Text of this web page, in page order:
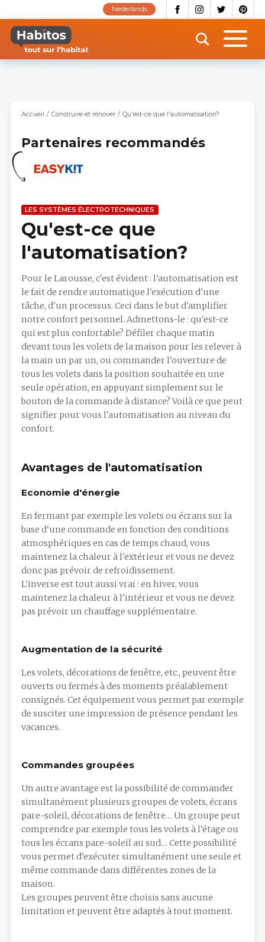
contenu
principal
Nederlands
Accueil Construire et rénover Qu'est-ce que l'automatisation?
Partenaires recommandés
LES SYSTÈMES ÉLECTROTECHNIQUES
Qu'est-ce que
l'automatisation?
Pour le Larousse, c'est évident : l'automatisation est
le fait de rendre automatique l'exécution d'une
tâche, d'un processus. Ceci dans le but d'amplifier
notre confort personnel. Admettons-le : qu'est-ce
qui est plus confortable? Défiler chaque matin
devant tous les volets de la maison pour les relever à
la main un par un, ou commander l'ouverture de
tous les volets dans la position souhaitée en une
seule opération, en appuyant simplement sur le
bouton de la commande à distance? Voilà ce que peut
signifier pour vous l'automatisation au niveau du
confort.
Avantages de l'automatisation
Economie d'énergie
En fermant par exemple les volets ou écrans sur la
base d'une commande en fonction des conditions
atmosphériques en cas de temps chaud, vous
maintenez la chaleur à l'extérieur et vous ne devez
donc pas prévoir de refroidissement.
L'inverse est tout aussi vrai : en hiver, vous
maintenez la chaleur à l'intérieur et vous ne devez
pas prévoir un chauffage supplémentaire.
Augmentation de la sécurité
Les volets, décorations de fenêtre, etc., peuvent être
ouverts ou fermés à des moments préalablement
consignés. Cet équipement vous permet par exemple
de susciter une impression de présence pendant les
vacances.
Commandes groupées
Un autre avantage est la possibilité de commander
simultanément plusieurs groupes de volets, écrans
pare-soleil, décorations de fenêtre… Un groupe peut
comprendre par exemple tous les volets à l'étage ou
tous les écrans pare-soleil au sud… Cette possibilité
vous permet d'exécuter simultanément une seule et
même commande dans différentes zones de la
maison.
Les groupes peuvent être choisis sans aucune
limitation et peuvent être adaptés à tout moment.